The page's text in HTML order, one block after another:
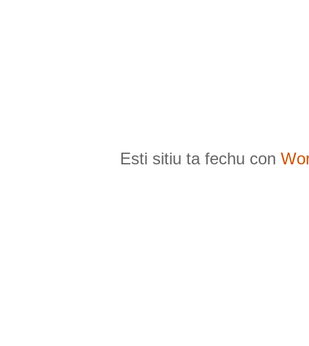
Esti sitiu ta fechu con